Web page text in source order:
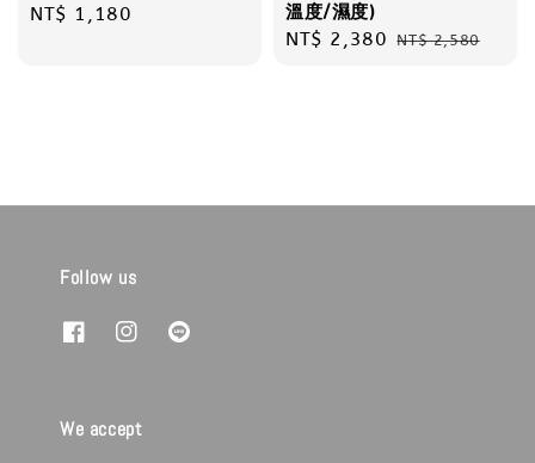
Regular
NT$ 1,180
溫度/濕度)
Sale
NT$ 2,380 Regular
NT$ 2,580
Follow us
We accept